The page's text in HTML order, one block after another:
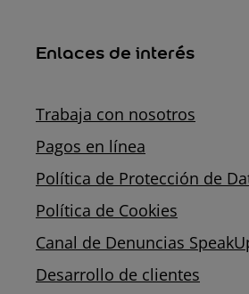
Enlaces de interés
Trabaja con nosotros
Pagos en línea
Política de Protección de
Política de Cookies
Canal de Denuncias
Desarrollo de clientes